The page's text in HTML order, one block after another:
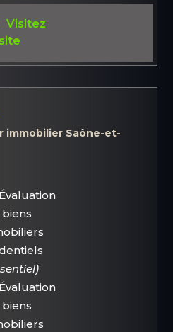
Visitez
immobilier Saône-et-
Évaluation
Évaluation